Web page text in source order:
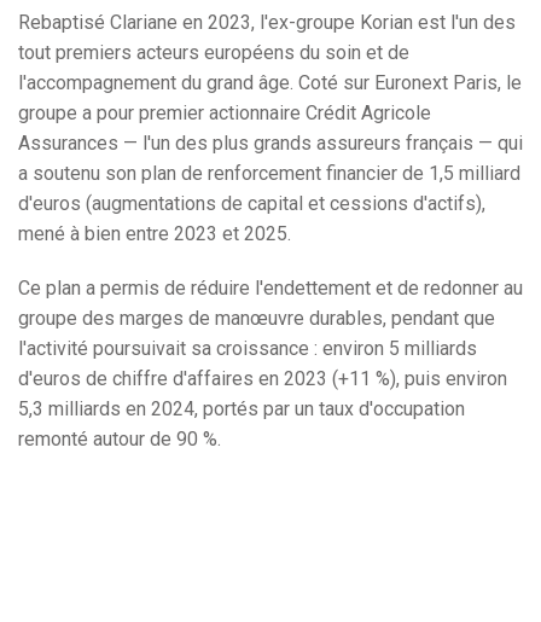
Rebaptisé Clariane en 2023, l'ex-groupe Korian est l'un des
tout premiers acteurs européens du soin et de
l'accompagnement du grand âge. Coté sur Euronext Paris, le
groupe a pour premier actionnaire Crédit Agricole
Assurances — l'un des plus grands assureurs français — qui
a soutenu son plan de renforcement financier de 1,5 milliard
d'euros (augmentations de capital et cessions d'actifs),
mené à bien entre 2023 et 2025.
Ce plan a permis de réduire l'endettement et de redonner au
groupe des marges de manœuvre durables, pendant que
l'activité poursuivait sa croissance : environ 5 milliards
d'euros de chiffre d'affaires en 2023 (+11 %), puis environ
5,3 milliards en 2024, portés par un taux d'occupation
remonté autour de 90 %.